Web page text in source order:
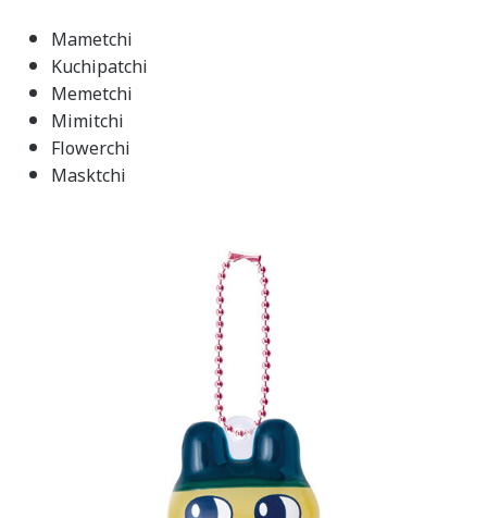
Mametchi
Kuchipatchi
Memetchi
Mimitchi
Flowerchi
Masktchi